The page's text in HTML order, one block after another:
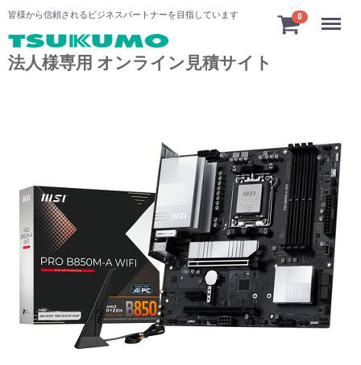
皆様から信頼されるビジネスパートナーを目指しています
法人様専用 オンライン見積サイト
0 Menu